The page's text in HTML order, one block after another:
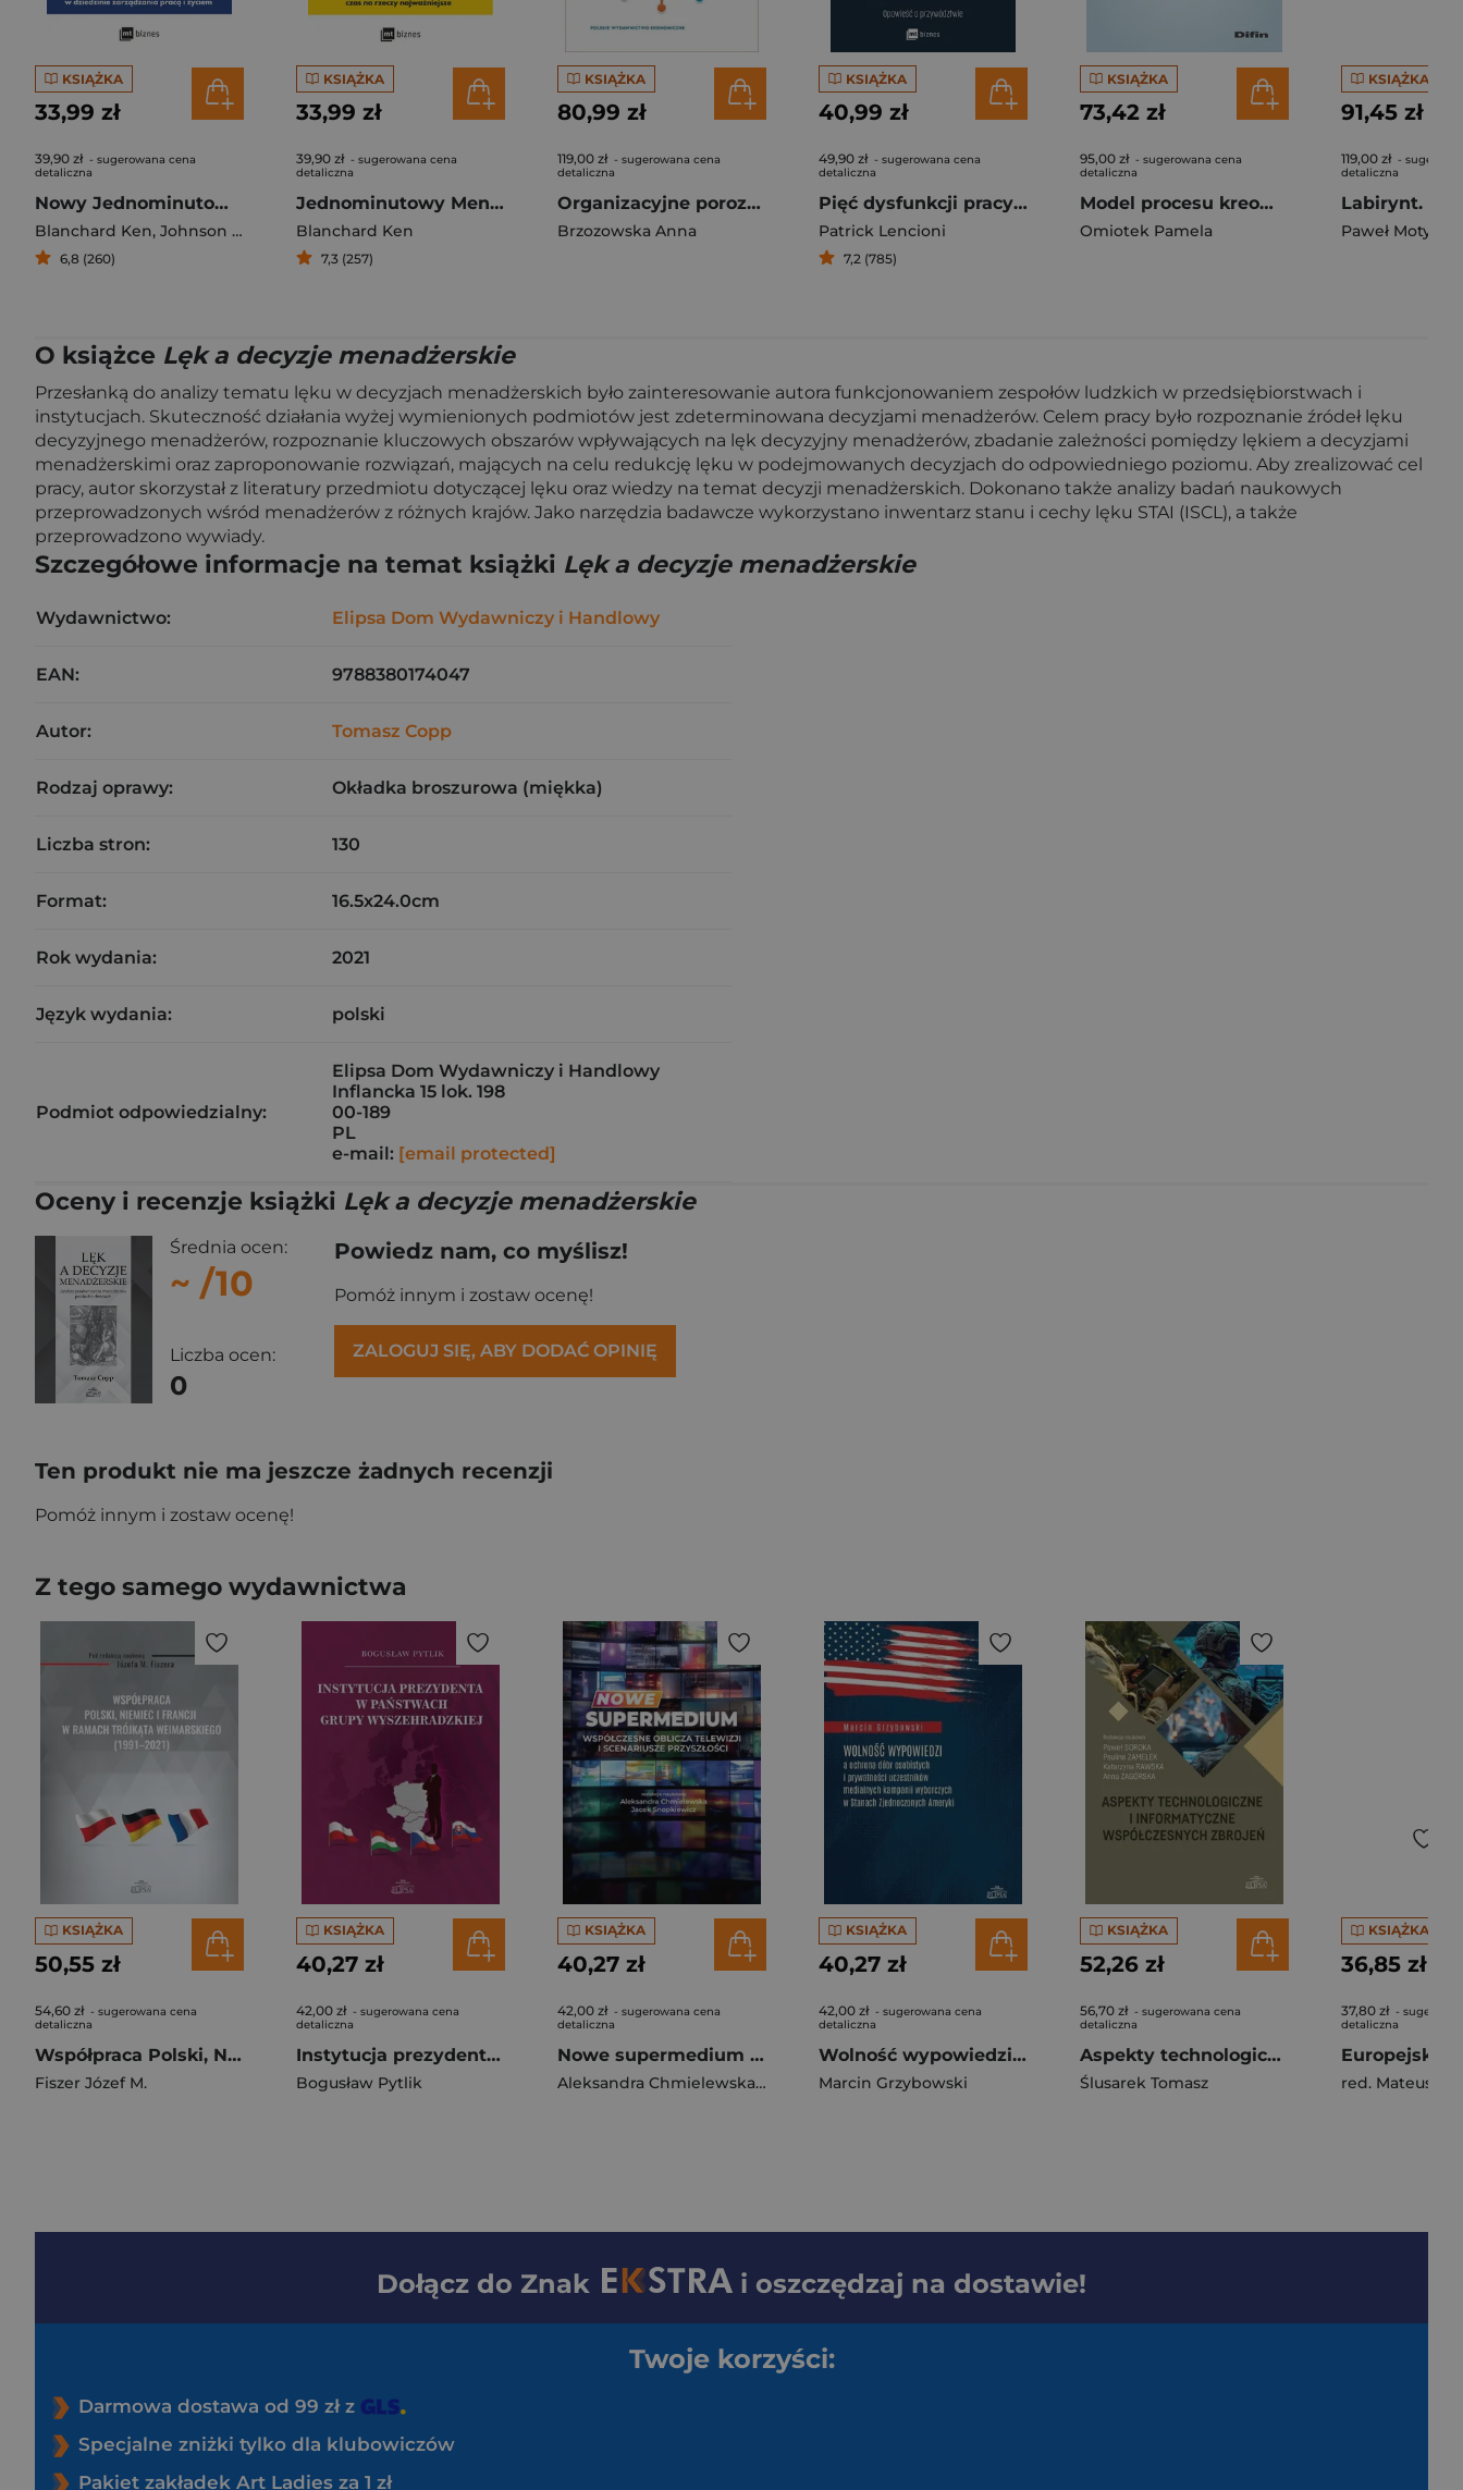
KSIĄŻKA
33,99 zł
39,90 zł - sugerowana cena
detaliczna
Nowy Jednominutowy Menedżer
Blanchard Ken, Johnson Spencer
6,8 (260)
KSIĄŻKA
33,99 zł
39,90 zł - sugerowana cena
detaliczna
Jednominutowy Menedżer spotyka małpę
Blanchard Ken
7,3 (257)
KSIĄŻKA
80,99 zł
119,00 zł - sugerowana cena
detaliczna
Organizacyjne porozumiewanie się
Brzozowska Anna
KSIĄŻKA
40,99 zł
49,90 zł - sugerowana cena
detaliczna
Pięć dysfunkcji pracy zespołowej. Opowieść o przywództwie
Patrick Lencioni
7,2 (785)
KSIĄŻKA
73,42 zł
95,00 zł - sugerowana cena
detaliczna
Model procesu kreowania kultury Lean w przedsiębiorstwach produkcyjnych w Polsce
Omiotek Pamela
KSIĄŻKA
91,45 zł
119,00 zł -
detaliczna
Paweł Motyl
O książce Lęk a decyzje menadżerskie
Przesłanką do analizy tematu lęku w decyzjach menadżerskich było za­interesowanie autora funkcjonowaniem zespołów ludzkich w przedsiębior­stwach i
instytucjach. Skuteczność działania wyżej wymienionych podmiotów jest zdeterminowana decyzjami menadżerów. Celem pracy było rozpoznanie źródeł lęku
decyzyjnego menadżerów, rozpoznanie kluczowych obszarów wpływających na lęk decyzyjny menadżerów, zbadanie zależności pomiędzy lękiem a decyzjami
menadżerskimi oraz zaproponowanie rozwiązań, mających na celu redukcję lęku w podejmowanych decyzjach do odpowiedniego poziomu. Aby zrealizować cel
pracy, autor skorzystał z literatury przedmiotu dotyczącej lęku oraz wiedzy na temat decyzji menadżerskich. Dokonano także analizy badań naukowych
przeprowadzonych wśród menadżerów z różnych krajów. Jako narzędzia badawcze wykorzystano inwentarz stanu i cechy lęku STAI (ISCL), a także
przeprowadzono wywiady.
Szczegółowe informacje na temat książki Lęk a decyzje menadżerskie
Wydawnictwo: Elipsa Dom Wydawniczy i Handlowy
EAN: 9788380174047
Autor: Tomasz Copp
Rodzaj oprawy: Okładka broszurowa (miękka)
Liczba stron: 130
Format: 16.5x24.0cm
Rok wydania: 2021
Język wydania: polski
Podmiot odpowiedzialny:
Elipsa Dom Wydawniczy i Handlowy
Inflancka 15 lok. 198
00-189
PL
e-mail: [email protected]
Oceny i recenzje książki Lęk a decyzje menadżerskie
Średnia ocen:
~ /10
Liczba ocen:
0
Powiedz nam, co myślisz!
Pomóż innym i zostaw ocenę!
ZALOGUJ SIĘ, ABY DODAĆ OPINIĘ
Ten produkt nie ma jeszcze żadnych recenzji
Pomóż innym i zostaw ocenę!
Z tego samego wydawnictwa
KSIĄŻKA
50,55 zł
54,60 zł - sugerowana cena
detaliczna
Współpraca Polski, Niemiec i Francji w ramach Trójkąta Weimarskiego (1991-2021)
Fiszer Józef M.
KSIĄŻKA
40,27 zł
42,00 zł - sugerowana cena
detaliczna
Instytucja prezydenta w państwach Grupy Wyszehradzkiej
Bogusław Pytlik
KSIĄŻKA
40,27 zł
42,00 zł - sugerowana cena
detaliczna
Nowe supermedium Współczesne oblicza telewizji i scenariusze przyszłości
Aleksandra Chmielewska
,Jacek Snopkiewicz
KSIĄŻKA
40,27 zł
42,00 zł - sugerowana cena
detaliczna
Wolność wypowiedzi a ochrona dóbr osobistych i prywatności uczestników medialnych kampanii wyborczych w Stanach Zjednoczonych Ameryki
Marcin Grzybowski
KSIĄŻKA
52,26 zł
56,70 zł - sugerowana cena
detaliczna
Aspekty technologiczne i informatyczne współczesnych zbrojeń
Ślusarek Tomasz
KSIĄŻKA
36,85 zł
37,80 zł -
detaliczna
red. Mateusz
Dołącz do Znak i oszczędzaj na dostawie!
Twoje korzyści:
Darmowa dostawa od 99 zł z
Specjalne zniżki tylko dla klubowiczów
Pakiet zakładek Art Ladies za 1 zł